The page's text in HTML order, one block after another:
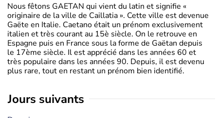
Nous fêtons GAETAN qui vient du latin et signifie «
originaire de la ville de Caillatia ». Cette ville est devenue
Gaëte en Italie. Caetano était un prénom exclusivement
italien et très courant au 15è siècle. On le retrouve en
Espagne puis en France sous la forme de Gaëtan depuis
le 17ème siècle. Il est apprécié dans les années 60 et
très populaire dans les années 90. Depuis, il est devenu
plus rare, tout en restant un prénom bien identifié.
jours suivants